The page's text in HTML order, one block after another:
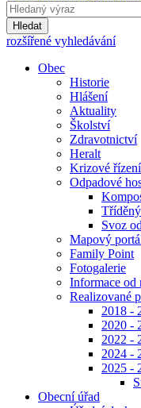
Hledat
rozšířené vyhledávání
Obec
Historie
Hlášení
Aktuality
Školství
Zdravotnictví
Heralt
Krizové řízení
Odpadové
Svoz
Mapový
Family Point
Fotogalerie
Informace od
Realizované
2018 -
2020 -
2022 -
2024 -
2025 -
Obecní úřad